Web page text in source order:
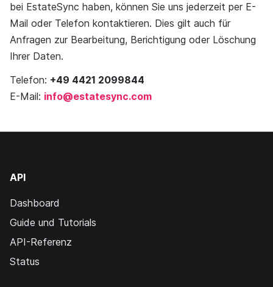
bei EstateSync haben, können Sie uns jederzeit per E-
Mail oder Telefon kontaktieren. Dies gilt auch für
Anfragen zur Bearbeitung, Berichtigung oder Löschung
Ihrer Daten.
Telefon: +49 4421 2099844
E-Mail: info@estatesync.com
API
Dashboard
Guide und Tutorials
API-Referenz
Status